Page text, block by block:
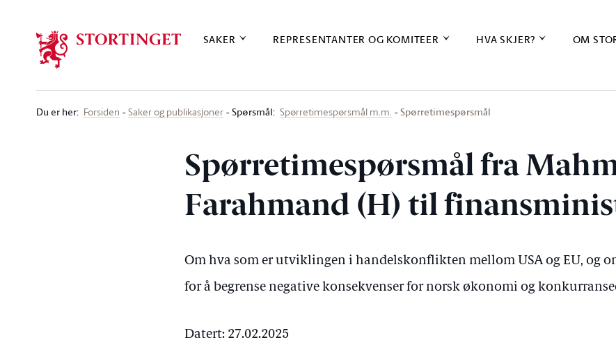
SAKER REPRESENTANTER OG KOMITEER HVA SKJER? OM
Du er her: Forsiden Saker og publikasjoner Spørsmål: Spørretimespørsmål m.m. Spørretimespørsmål
Spørretimespørsmål fra
Farahmand (H) til
Om hva som er utviklingen i handelskonflikten mellom USA og EU, og
for å begrense negative konsekvenser for norsk økonomi og
Datert: 27.02.2025